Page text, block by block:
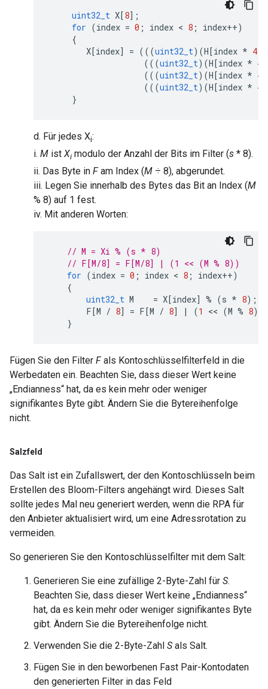
uint32_t X[8];
for (index = 0 ; index < 8 ; index++)
{
X[index] = (((uint32_t)(H[index * 4
(((uint32_t)(H[index * 4
(((uint32_t)(H[index * 4
(((uint32_t)(H[index * 4
}
d. Für jedes Xi:
i. M ist Xi modulo der Anzahl der Bits im Filter (s * 8).
ii. Das Byte in Fam Index (M ÷ 8), abgerundet.
iii. Legen Sie innerhalb des Bytes das Bit an Index (M
% 8) auf 1 fest.
iv. Mit anderen Worten:
// M = Xi % (s * 8)
// F[M/8] = F[M/8] | (1 << (M % 8))
for (index = 0 ; index < 8 ; index++)
{
uint32_t M = X[index] % (s * 8);
F[M / 8] = F[M / 8] | (1 << (M % 8
}
Fügen Sie den Filter Fals Kontoschlüsselfilterfeld in die
Werbedaten ein. Beachten Sie, dass dieser Wert keine
„Endianness“ hat, da es kein mehr oder weniger
signifikantes Byte gibt. Ändern Sie die Bytereihenfolge
nicht.
Salzfeld
Das Salt ist ein Zufallswert, der den Kontoschlüsseln beim
Erstellen des Bloom-Filters angehängt wird. Dieses Salt
sollte jedes Mal neu generiert werden, wenn die RPA für
den Anbieter aktualisiert wird, um eine Adressrotation zu
vermeiden.
So generieren Sie den Kontoschlüsselfilter mit dem Salt:
Generieren Sie eine zufällige 2-Byte-Zahl für S.
Beachten Sie, dass dieser Wert keine „Endianness“
hat, da es kein mehr oder weniger signifikantes Byte
gibt. Ändern Sie die Bytereihenfolge nicht.
Verwenden Sie die 2-Byte-Zahl Sals Salt.
Fügen Sie in den beworbenen Fast Pair-Kontodaten
den generierten Filter in das Feld